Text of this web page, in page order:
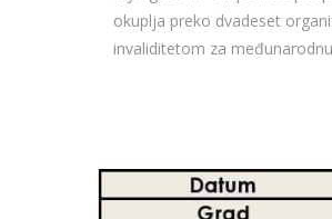
okuplja preko dvadeset
invaliditetom za